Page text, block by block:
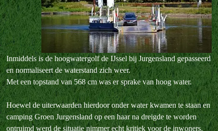
Inmiddels is de hoogwatergolf de IJssel bij Jurgensland gepasseerd
en normaliseert de waterstand zich weer.
Met een topstand van 568 cm was er sprake van hoog water.
Hoewel de uiterwaarden hierdoor onder water kwamen te staan en
camping Groen Jurgensland op een haar na dreigde te worden
ontruimd werd de situatie nimmer echt kritiek voor de inwoners.